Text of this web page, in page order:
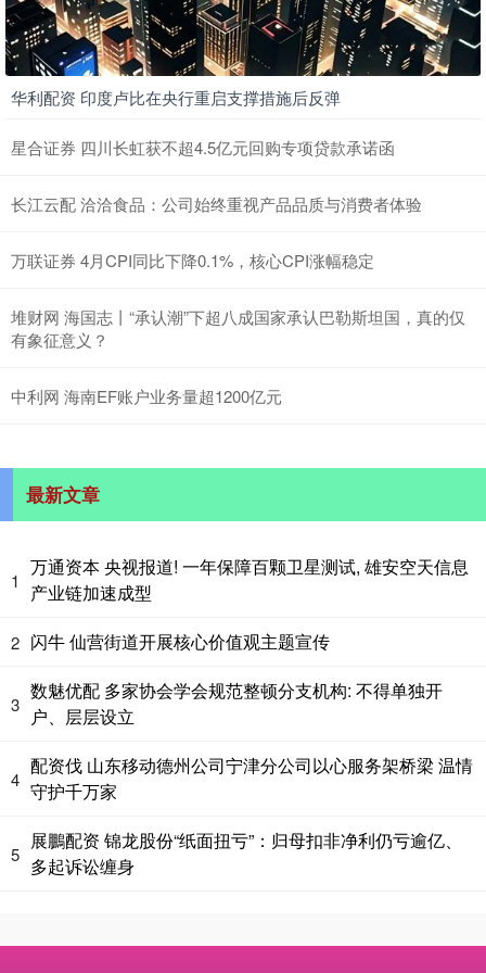
华利配资 印度卢比在央行重启支撑措施后反弹
星合证券 四川长虹获不超4.5亿元回购专项贷款承诺函
长江云配 洽洽食品：公司始终重视产品品质与消费者体验
万联证券 4月CPI同比下降0.1%，核心CPI涨幅稳定
堆财网 海国志丨“承认潮”下超八成国家承认巴勒斯坦国，真的仅
有象征意义？
中利网 海南EF账户业务量超1200亿元
最新文章
1
万通资本 央视报道! 一年保障百颗卫星测试, 雄安空天信息
产业链加速成型
2 闪牛 仙营街道开展核心价值观主题宣传
3
数魅优配 多家协会学会规范整顿分支机构: 不得单独开
户、层层设立
4
配资伐 山东移动德州公司宁津分公司以心服务架桥梁 温情
守护千万家
5
展鵬配资 锦龙股份“纸面扭亏”：归母扣非净利仍亏逾亿、
多起诉讼缠身